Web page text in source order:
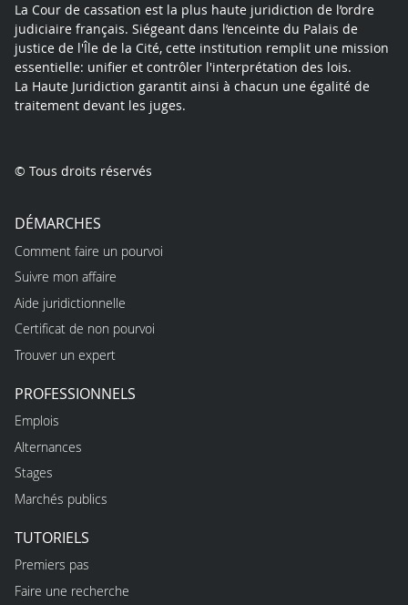
La Cour de cassation est la plus haute juridiction de l’ordre
judiciaire français. Siégeant dans l’enceinte du Palais de
justice de l'Île de la Cité, cette institution remplit une mission
essentielle: unifier et contrôler l'interprétation des lois.
La Haute Juridiction garantit ainsi à chacun une égalité de
traitement devant les juges.
© Tous droits réservés
DÉMARCHES
Comment faire un pourvoi
Suivre mon affaire
Aide juridictionnelle
Certificat de non pourvoi
Trouver un expert
PROFESSIONNELS
Emplois
Alternances
Stages
Marchés publics
TUTORIELS
Premiers pas
Faire une recherche